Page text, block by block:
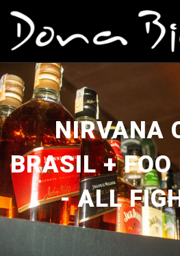
NIRVANA
BRASIL + FOO
- ALL